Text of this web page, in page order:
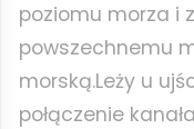
poziomu morza i
powszechnemu
morską.Leży u
połączenie